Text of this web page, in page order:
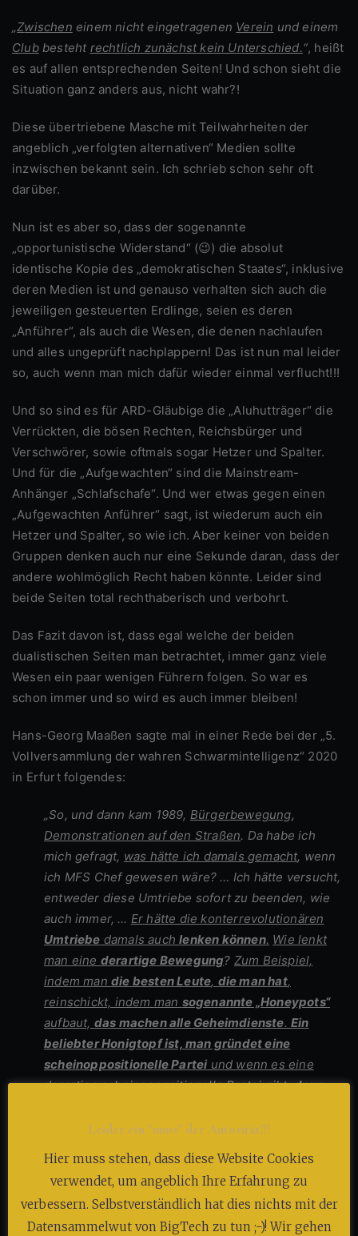
„ Zwischen einem nicht eingetragenen Verein und einem
Clubbesteht rechtlich zunächst kein Unterschied.“, heißt
es auf allen entsprechenden Seiten! Und schon sieht die
Situation ganz anders aus, nicht wahr?!
Diese übertriebene Masche mit Teilwahrheiten der
angeblich „verfolgten alternativen“ Medien sollte
inzwischen bekannt sein. Ich schrieb schon sehr oft
darüber.
Nun ist es aber so, dass der sogenannte
„opportunistische Widerstand“ (😉) die absolut
identische Kopie des „demokratischen Staates“, inklusive
deren Medien ist und genauso verhalten sich auch die
jeweiligen gesteuerten Erdlinge, seien es deren
„Anführer“, als auch die Wesen, die denen nachlaufen
und alles ungeprüft nachplappern! Das ist nun mal leider
so, auch wenn man mich dafür wieder einmal verflucht!!!
Und so sind es für ARD-Gläubige die „Aluhutträger“ die
Verrückten, die bösen Rechten, Reichsbürger und
Verschwörer, sowie oftmals sogar Hetzer und Spalter.
Und für die „Aufgewachten“ sind die Mainstream-
Anhänger „Schlafschafe“. Und wer etwas gegen einen
„Aufgewachten Anführer“ sagt, ist wiederum auch ein
Hetzer und Spalter, so wie ich. Aber keiner von beiden
Gruppen denken auch nur eine Sekunde daran, dass der
andere wohlmöglich Recht haben könnte. Leider sind
beide Seiten total rechthaberisch und verbohrt.
Das Fazit davon ist, dass egal welche der beiden
dualistischen Seiten man betrachtet, immer ganz viele
Wesen ein paar wenigen Führern folgen. So war es
schon immer und so wird es auch immer bleiben!
Hans-Georg Maaßen sagte mal in einer Rede bei der „5.
Vollversammlung der wahren Schwarmintelligenz“ 2020
in Erfurt folgendes:
„So, und dann kam 1989, Bürgerbewegung,
Demonstrationen auf den Straßen. Da habe ich
mich gefragt, was hätte ich damals gemacht, wenn
ich MFS Chef gewesen wäre? … Ich hätte versucht,
entweder diese Umtriebe sofort zu beenden, wie
auch immer, … Er hätte die konterrevolutionären
Umtriebe damals auchlenken können. Wie lenkt
man eine derartige Bewegung? Zum Beispiel,
indem man die besten Leute, die man hat,
reinschickt, indem man sogenannte „Honeypots“
aufbaut, das machen alle Geheimdienste.Ein
beliebter Honigtopf ist, man gründet eine
scheinoppositionelle Partei und wenn es eine
derartige scheinoppositionelle Partei gibt,dann
scheinoppositionellePartei. Das heißt: da fliegen
wer es ist, und dann kann man sie entweder
wegschließen,oder man kann sie für sich
instrumentalisieren.“[3].
Leider ein "muss" der Autorität!!!
Hier muss stehen, dass diese Website Cookies
verwendet, um angeblich Ihre Erfahrung zu
verbessern. Selbstverständlich hat dies nichts mit der
Datensammelwut von BigTech zu tun ;-)! Wir gehen